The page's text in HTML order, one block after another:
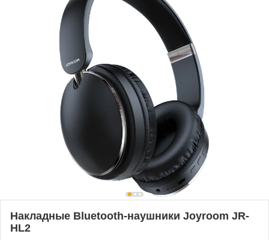
Накладные Bluetooth-наушники Joyroom JR-
HL2